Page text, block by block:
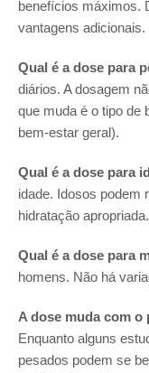
benefícios máximos.
vantagens adicionais.
Qual é a dose para
diários. A dosagem
que muda é o tipo de
bem-estar geral).
Qual é a dose para
idade. Idosos podem
hidratação apropriada.
Qual é a dose para
homens. Não há
A dose muda com
Enquanto alguns
pesados podem se